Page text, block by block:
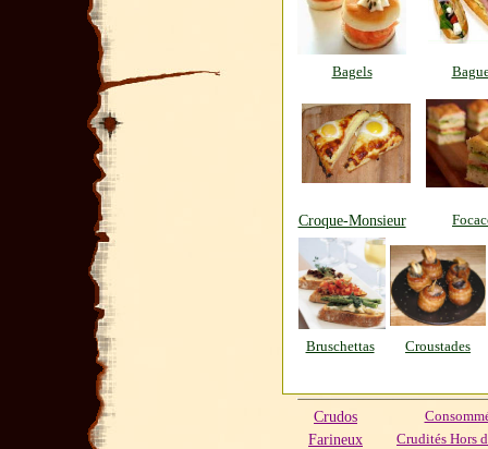
Bagels
Croque-Monsieur
Bruschettas Croustades
Crudos
Farineux Crudités Hors